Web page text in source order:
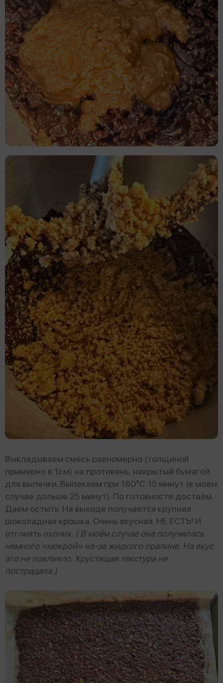
Выкладываем смесь равномерно (толщиной
примерно в 1см) на противень, накрытый бумагой
для выпечки. Выпекаем при 160°С 15 минут (в моём
случае дольше 25 минут). По готовности достаём.
Даём остыть. На выходе получается крупная
шоколадная крошка. Очень вкусная. НЕ ЕСТЬ! И
отгонять охочих. ( В моём случае она получилась
немного «мокрой» из-за жидкого пралине. На вкус
это не повлияло. Хрустящая текстура не
пострадала.)